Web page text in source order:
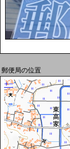
郵便局の位置